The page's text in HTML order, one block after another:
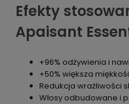
Efekty
Apaisant
+96% odżywienia i
+50% większa
Redukcja wrażliwości
Włosy odbudowane i